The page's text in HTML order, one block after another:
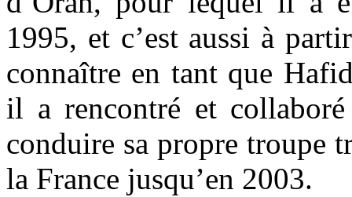
1995, et c’est aussi à
connaître en tant que
il a rencontré et
conduire sa propre troupe
la France jusqu’en 2003.